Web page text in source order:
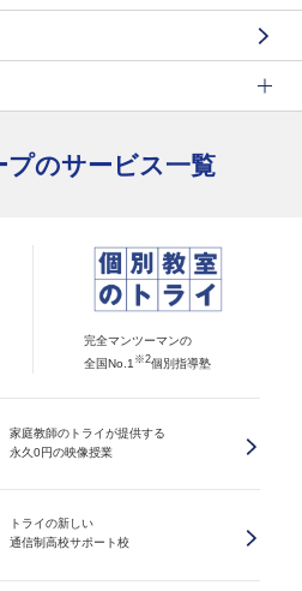
プのサービス一覧
完全マンツーマンの
全国No.1 ※2個別指導塾
家庭教師のトライが提供する
永久0円の映像授業
トライの新しい
通信制高校サポート校